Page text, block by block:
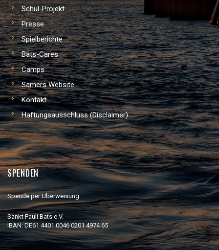
Schul-Projekt
Presse
Spielberichte
Bats-Cares
Camps
Samers Website
Kontakt
Haftungsausschluss (Disclaimer)
SPENDEN
Spende per Überweisung:
Sankt Pauli Bats e.V.
IBAN: DE61 4401 0046 0201 4974 65